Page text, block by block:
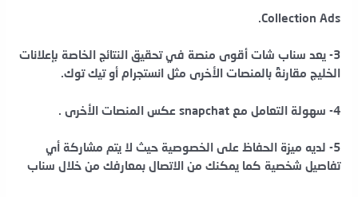
Collection Ads.
3- يعد سناب شات أقوى منصة في تحقيق النتائج الخاصة بإعلانات
الخليج مقارنةً بالمنصات الأخرى مثل انستجرام أو تيك توك.
4- سهولة التعامل مع snapchat عكس المنصات الأخرى .
5- لديه ميزة الحفاظ على الخصوصية حيث لا يتم مشاركة أي
تفاصيل شخصية كما يمكنك من الاتصال بمعارفك من خلال سناب